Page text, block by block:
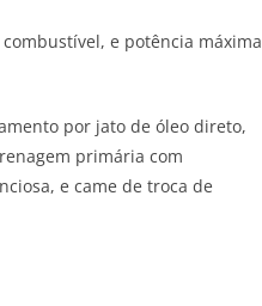
e potência máxima
por jato de óleo direto,
primária com
e came de troca de